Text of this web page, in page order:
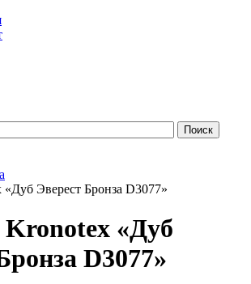
Эверест Бронза D3077»
«Дуб
D3077»